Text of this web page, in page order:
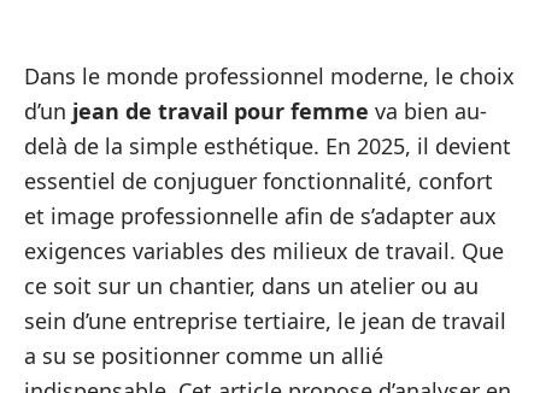
Dans le monde professionnel moderne, le choix
d’un jean de travail pour femme va bien au-
delà de la simple esthétique. En 2025, il devient
essentiel de conjuguer fonctionnalité, confort
et image professionnelle afin de s’adapter aux
exigences variables des milieux de travail. Que
ce soit sur un chantier, dans un atelier ou au
sein d’une entreprise tertiaire, le jean de travail
a su se positionner comme un allié